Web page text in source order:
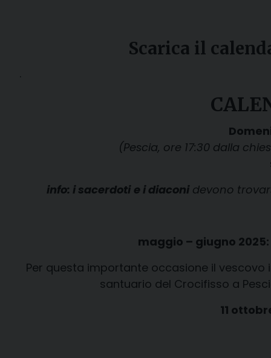
Scarica il
.
(Pescia, ore 17:30 dalla
info: i sacerdoti e i diaconidevono
maggio – giugno 2025:
Per questa importante occasione il
santuario del Crocifisso a
11